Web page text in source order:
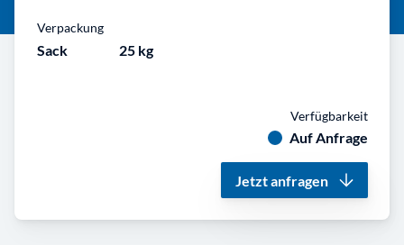
Verpackung
Sack 25 kg
Verfügbarkeit
Auf Anfrage
Jetzt anfragen